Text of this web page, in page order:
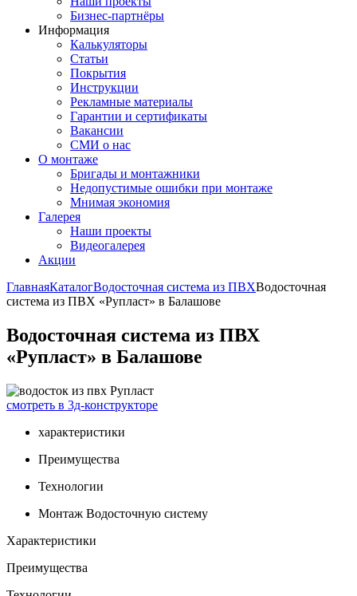
Бизнес-партнёры
Информация
Калькуляторы
Статьи
Покрытия
Инструкции
Рекламные материалы
Гарантии и сертификаты
Вакансии
СМИ о нас
О монтаже
Бригады и монтажники
Недопустимые ошибки при монтаже
Мнимая экономия
Галерея
Наши проекты
Видеогалерея
Акции
ГлавнаяКаталогВодосточная система из ПВХВодосточная
система из ПВХ «Рупласт» в Балашове
Водосточная система из ПВХ
«Рупласт» в Балашове
смотреть в 3д-конструкторе
характеристики
Преимущества
Технологии
Монтаж Водосточную систему
Характеристики
Преимущества